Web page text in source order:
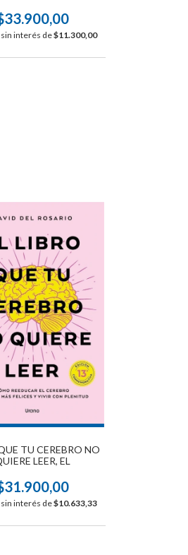
sin interés de$11.300,00
TU CEREBRO NO
LEER, EL
sin interés de$10.633,33